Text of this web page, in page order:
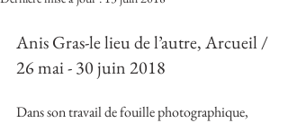
Anis Gras-le lieu de l’autre, Arcueil /
26 mai - 30 juin 2018
Dans son travail de fouille photographique,